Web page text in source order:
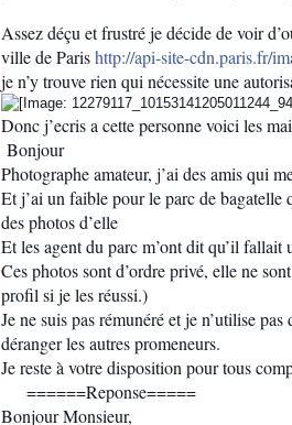
Assez déçu et frustré je décide de voir
ville de Parishttp://api-site-cdn.paris.fr/
je n’y trouve rien qui nécessite une
Donc j’ecris a cette personne voici les
Bonjour
Photographe amateur, j’ai des amis qui
Et j’ai un faible pour le parc de bagatelle
des photos d’elle
Et les agent du parc m’ont dit qu’il fallait
Ces photos sont d’ordre privé, elle ne
profil si je les réussi.)
Je ne suis pas rémunéré et je n’utilise
déranger les autres promeneurs.
Je reste à votre disposition pour tous
======Reponse=====
Bonjour Monsieur,